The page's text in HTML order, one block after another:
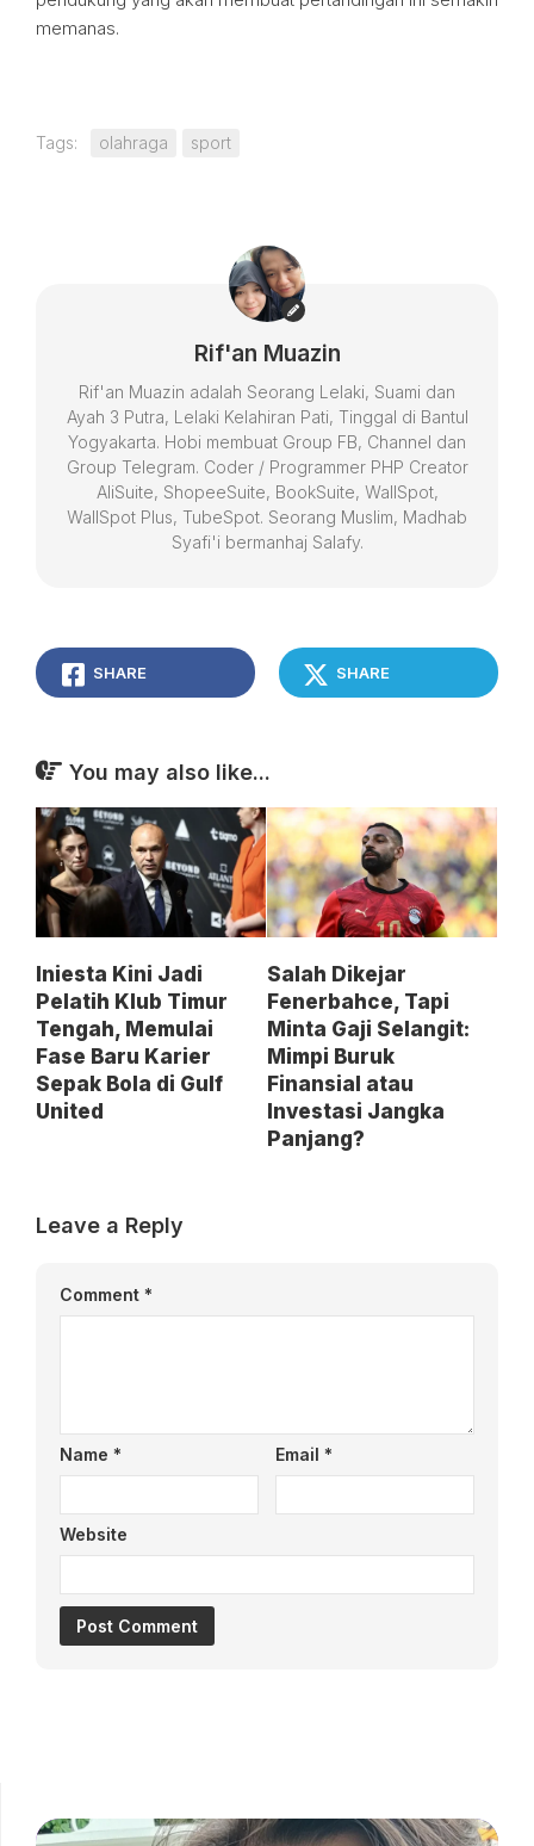
memanas.
Tags: olahraga sport
Rif'an Muazin
Rif'an Muazin adalah Seorang Lelaki, Suami dan
Ayah 3 Putra, Lelaki Kelahiran Pati, Tinggal di Bantul
Yogyakarta. Hobi membuat Group FB, Channel dan
Group Telegram. Coder / Programmer PHP Creator
AliSuite, ShopeeSuite, BookSuite, WallSpot,
WallSpot Plus, TubeSpot. Seorang Muslim, Madhab
Syafi'i bermanhaj Salafy.
SHARE SHARE
You may also like...
Iniesta Kini Jadi
Pelatih Klub Timur
Tengah, Memulai
Fase Baru Karier
Sepak Bola di Gulf
United
Salah Dikejar
Fenerbahce, Tapi
Minta Gaji Selangit:
Mimpi Buruk
Finansial atau
Investasi Jangka
Panjang?
Leave a Reply
Comment *
Name * Email *
Website